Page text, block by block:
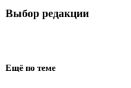
Выбор редакции
Ещё по теме